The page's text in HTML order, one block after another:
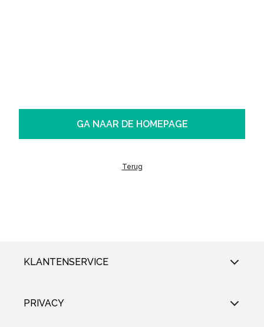
GA NAAR DE HOMEPAGE
Terug
KLANTENSERVICE
PRIVACY